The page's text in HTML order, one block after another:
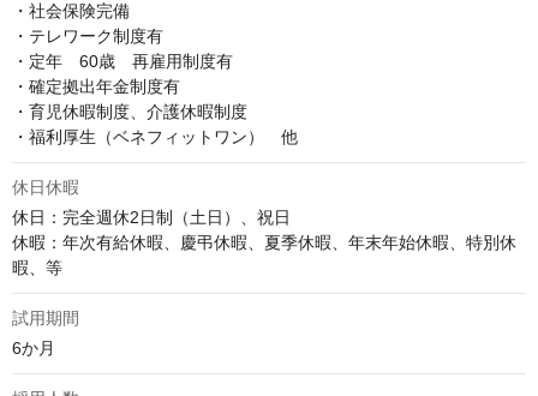
・社会保険完備
・テレワーク制度有
・定年　60歳　再雇用制度有
・確定拠出年金制度有
・育児休暇制度、介護休暇制度
・福利厚生（ベネフィットワン）　他
休日休暇
休日：完全週休2日制（土日）、祝日
休暇：年次有給休暇、慶弔休暇、夏季休暇、年末年始休暇、特別休
暇、等
試用期間
6か月